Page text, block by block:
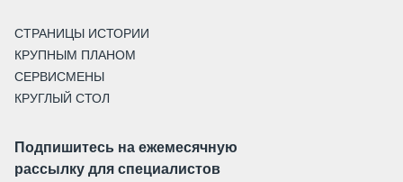
СТРАНИЦЫ ИСТОРИИ
КРУПНЫМ ПЛАНОМ
СЕРВИСМЕНЫ
КРУГЛЫЙ СТОЛ
Подпишитесь на ежемесячную
рассылку для специалистов